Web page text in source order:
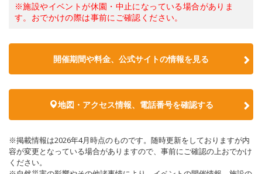
※施設やイベントが休園・中止になっている場合がありま
す。おでかけの際は事前にご確認ください。
開催期間や料金、公式サイトの情報を見る
地図・アクセス情報、電話番号を確認する
※掲載情報は2026年4月時点のものです。随時更新をしておりますが内
容が変更となっている場合がありますので、事前にご確認の上おでかけ
ください。